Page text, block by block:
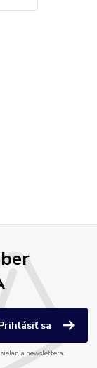
sa
newslettera.